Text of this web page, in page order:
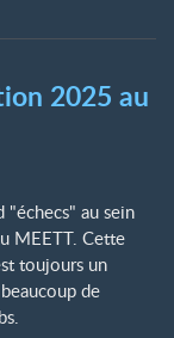
2025 au
"échecs" au sein
MEETT. Cette
toujours un
de